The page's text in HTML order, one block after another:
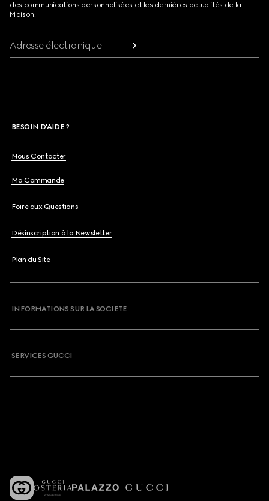
des communications personnalisées et les dernières actualités de la
Maison.
Adresse électronique
BESOIN D'AIDE ?
Nous Contacter
Ma Commande
Foire aux Questions
Désinscription à la Newsletter
Plan du Site
INFORMATIONS SUR LA SOCIETE
SERVICES GUCCI